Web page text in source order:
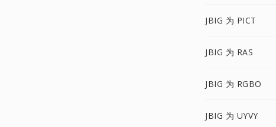
JBIG 为 PICT
JBIG 为 RAS
JBIG 为 RGBO
JBIG 为 UYVY